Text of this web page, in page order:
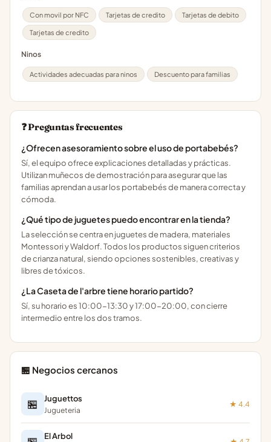
Con movil por NFC Tarjetas de credito Tarjetas de debito
Tarjetas de credito
Ninos
Actividades adecuadas para ninos Descuento para familias
❓ Preguntas frecuentes
¿Ofrecen asesoramiento sobre el uso de portabebés?
Sí, el equipo ofrece explicaciones detalladas y prácticas.
Utilizan muñecos de demostración para asegurar que las
familias aprendan a usar los portabebés de manera correcta y
cómoda.
¿Qué tipo de juguetes puedo encontrar en la tienda?
La selección se centra en juguetes de madera, materiales
Montessori y Waldorf. Todos los productos siguen criterios
de crianza natural, siendo opciones sostenibles, creativas y
libres de tóxicos.
¿La Caseta de l'arbre tiene horario partido?
Sí, su horario es 10:00-13:30 y 17:00-20:00, con cierre
intermedio entre los dos tramos.
🏪 Negocios cercanos
🏪 Juguettos
Jugueteria
★ 4.4
El Arbol